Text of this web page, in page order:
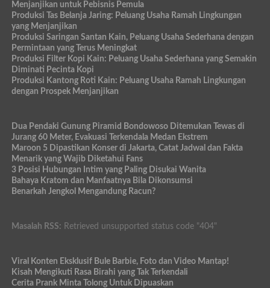
Menjanjikan untuk Pebisnis Pemula
Produksi Tas Belanja Jaring: Peluang Usaha Ramah Lingkungan
yang Menjanjikan
Produksi Saringan Santan Kain, Peluang Usaha Sederhana dengan
Permintaan yang Terus Meningkat
Produksi Filter Kopi Kain: Peluang Usaha Sederhana yang Semakin
Diminati Pecinta Kopi
Produksi Kantong Roti Kain: Peluang Usaha Ramah Lingkungan
dengan Prospek Menjanjikan
Dua Pendaki Gunung Piramid Bondowoso Ditemukan Tewas di
Jurang 60 Meter, Evakuasi Terkendala Medan Ekstrem
Maroon 5 Dipastikan Konser di Jakarta, Catat Jadwal dan Fakta
Menarik yang Wajib Diketahui Fans
3 Posisi Hubungan Intim yang Paling Disukai Wanita
Bahaya Kratom dan Manfaatnya Bila Dikonsumsi
Benarkah Jengkol Mengandung Racun?
Masalah RSS: Retrieved unsupported status code "404"
Viral Konten Eksklusif Bule Barbie, Foto dan Video Mantap!
Kisah Mengikuti Rasa Birahi yang Tak Terkendali
Cerita Prank Minta Tolong Untuk Dipuaskan